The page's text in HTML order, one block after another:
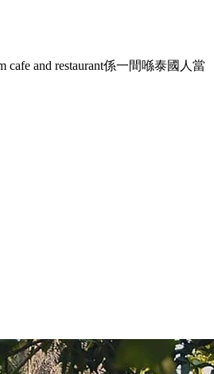
and restaurant係一間喺泰國人當